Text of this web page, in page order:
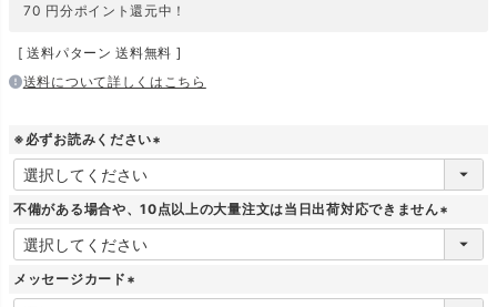
70 円分ポイント還元中！
送料パターン 送料無料
送料について詳しくはこちら
※必ずお読みください
(
須
不備がある場合や、10点以上の大量注文は当日出荷対応できません
(
メッセージカード
(